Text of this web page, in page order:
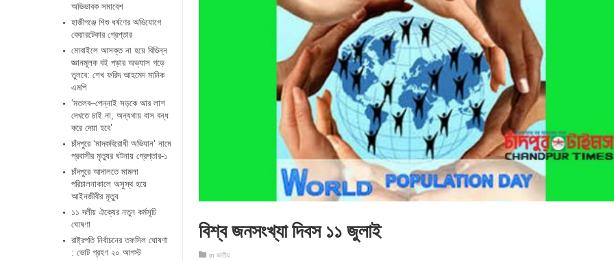
বিশ্ব জনসংখ্যা দিবস ১১ জুলাই
in জাতীয়
অভিভাবক সমাবেশ
হাজীগঞ্জে শিশু ধর্ষণের অভিযোগে
কেয়ারটেকার গ্রেপ্তার
মোবাইলে আসক্ত না হয়ে বিভিন্ন
জ্ঞানমূলক বই পড়ার অভ্যাস গড়ে
তুলবে: শেখ ফরিদ আহমেদ মানিক
এমপি
‘মতলব–পেন্নাই সড়কে আর লাশ
দেখতে চাই না, অন্যথায় বাস বন্ধ
করে দেয়া হবে’
চাঁদপুরে ‘মাদকবিরোধী অভিযান’ নামে
প্রবাসীর মৃত্যুর ঘটনায় গ্রেপ্তার-১
চাঁদপুরে আদালতে মামলা
পরিচালনাকালে অসুস্থ হয়ে
আইনজীবীর মৃত্যু
১১ দলীয় ঐক্যের নতুন কর্মসূচি
ঘোষণা
রাষ্ট্রপতি নির্বাচনের তফসিল ঘোষণা
: ভোট গ্রহণ ২০ আগস্ট